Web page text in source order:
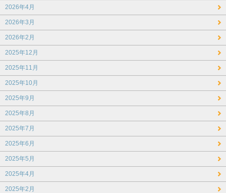
2026年4月
2026年3月
2026年2月
2025年12月
2025年11月
2025年10月
2025年9月
2025年8月
2025年7月
2025年6月
2025年5月
2025年4月
2025年2月